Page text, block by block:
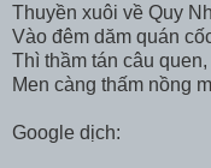
Thuyền xuôi về Quy
Vào đêm dăm quán
Thì thầm tán câu quen,
Men càng thấm nồng
Google dịch: